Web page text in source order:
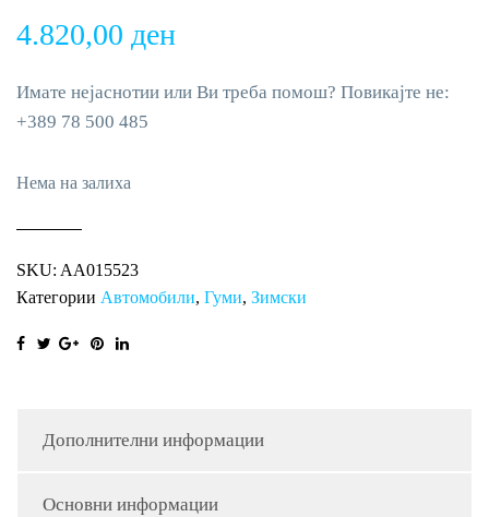
4.820,00 ден
Имате нејаснотии или Ви треба помош? Повикајте не:
+389 78 500 485
Нема на залиха
SKU: AA015523
Категории Автомобили, Гуми, Зимски
Дополнителни информации
Основни информации